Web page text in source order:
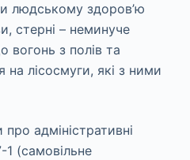
людському здоров’ю
стерні – неминуче
вогонь з полів та
на лісосмуги, які з ними
адміністративні
(самовільне